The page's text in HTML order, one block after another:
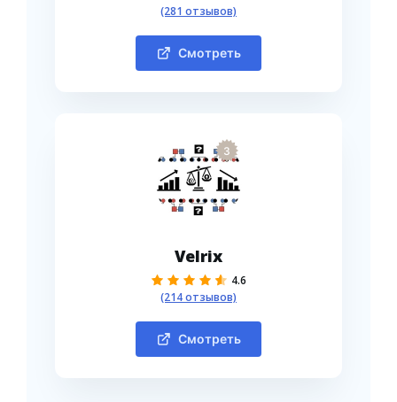
(281 отзывов)
Смотреть
3
Velrix
4.6
(214 отзывов)
Смотреть